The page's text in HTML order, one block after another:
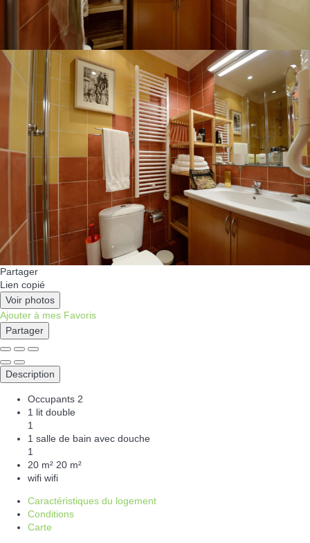
Partager
Lien copié
Voir photos
Ajouter à mes Favoris
Partager
Description
Occupants 2
1 lit double
1
1 salle de bain avec douche
1
20 m² 20 m²
wifi wifi
Caractéristiques du logement
Conditions
Carte